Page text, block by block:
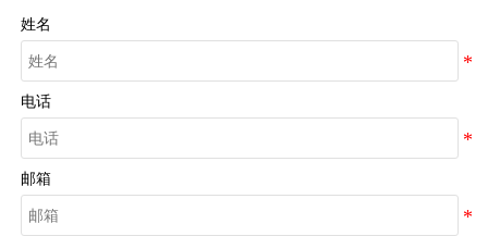
姓名
电话
邮箱